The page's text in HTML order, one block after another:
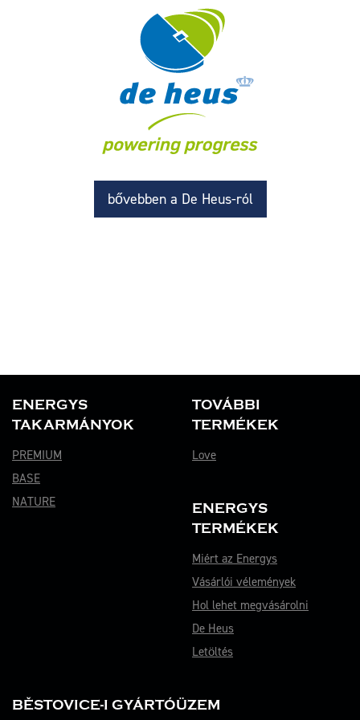
bővebben a De Heus-ról
ENERGYS
TAKARMÁNYOK
PREMIUM
BASE
NATURE
TOVÁBBI
TERMÉKEK
Love
ENERGYS
TERMÉKEK
Miért az Energys
Vásárlói vélemények
Hol lehet megvásárolni
De Heus
Letöltés
BĚSTOVICE-I GYÁRTÓÜZEM